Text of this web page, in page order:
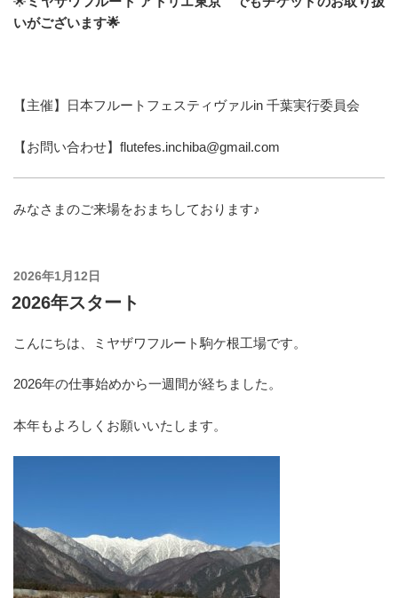
いがございます🌟
【主催】日本フルートフェスティヴァルin 千葉実行委員会
【お問い合わせ】flutefes.inchiba@gmail.com
みなさまのご来場をおまちしております♪
投
稿
2026年1月12日
2026年スタート
こんにちは、ミヤザワフルート駒ケ根工場です。
2026年の仕事始めから一週間が経ちました。
本年もよろしくお願いいたします。